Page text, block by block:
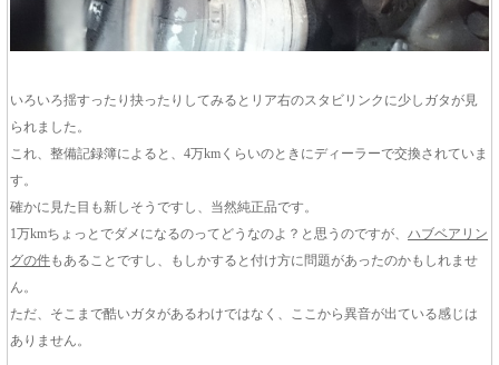
いろいろ揺すったり抉ったりしてみるとリア右のスタビリンクに少しガタが見
られました。
これ、整備記録簿によると、4万kmくらいのときにディーラーで交換されていま
す。
確かに見た目も新しそうですし、当然純正品です。
1万kmちょっとでダメになるのってどうなのよ？と思うのですが、 ハブベアリン
グの件もあることですし、もしかすると付け方に問題があったのかもしれませ
ん。
ただ、そこまで酷いガタがあるわけではなく、ここから異音が出ている感じは
ありません。